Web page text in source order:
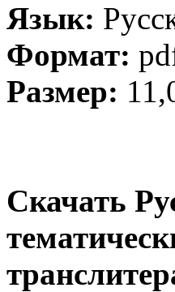
Язык:
Формат:
Размер:
Скачать